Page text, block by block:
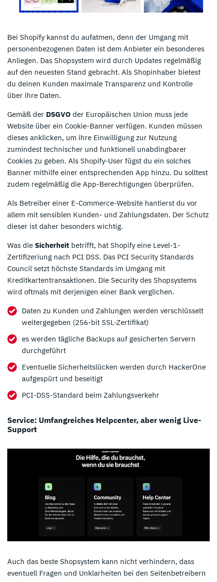
Bei Shopify kannst du aufatmen, denn der Umgang mit
personenbezogenen Daten ist dem Anbieter ein besonderes
Anliegen. Das Shopsystem wird durch Updates regelmäßig
auf den neuesten Stand gebracht. Als Shopinhaber bietest
du deinen Kunden maximale Transparenz und Kontrolle
über ihre Daten.
Gemäß der DSGVO der Europäischen Union muss jede
Website über ein Cookie-Banner verfügen. Kunden müssen
dieses anklicken, um ihre Einwilligung zur Nutzung
zumindest technischer und funktionell unabdingbarer
Cookies zu geben. Als Shopify-User fügst du ein solches
Banner mithilfe einer entsprechenden App hinzu. Du solltest
zudem regelmäßig die App-Berechtigungen überprüfen.
Als Betreiber einer E-Commerce-Website hantierst du vor
allem mit sensiblen Kunden- und Zahlungsdaten. Der Schutz
dieser ist daher besonders wichtig.
Was die Sicherheit betrifft, hat Shopify eine Level-1-
Zertifizeriung nach PCI DSS. Das PCI Security Standards
Council setzt höchste Standards im Umgang mit
Kreditkartentransaktionen. Die Security des Shopsystems
wird oftmals mit derjenigen einer Bank verglichen.
Daten zu Kunden und Zahlungen werden verschlüsselt
weitergegeben (256-bit SSL-Zertifikat)
es werden tägliche Backups auf gesicherten Servern
durchgeführt
Eventuelle Sicherheitslücken werden durch HackerOne
aufgespürt und beseitigt
PCI-DSS-Standard beim Zahlungsverkehr
Service: Umfangreiches Helpcenter, aber wenig Live-
Support
Auch das beste Shopsystem kann nicht verhindern, dass
eventuell Fragen und Unklarheiten bei den Seitenbetreibern